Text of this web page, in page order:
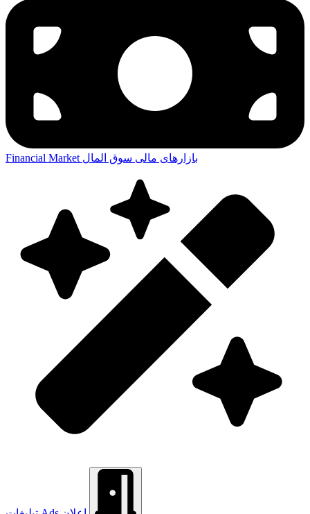
Financial Market بازارهای مالی سوق المال